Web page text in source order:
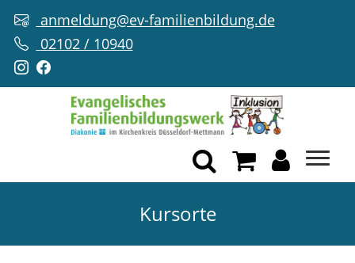
anmeldung@ev-familienbildung.de
02102 / 10940
Kursorte